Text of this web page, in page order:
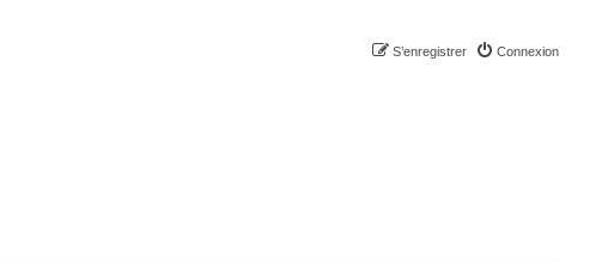
Connexion
S’enregistrer